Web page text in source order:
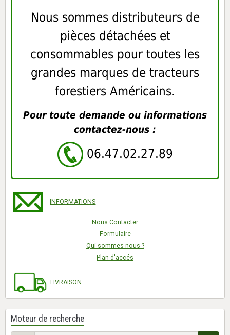
Nous sommes distributeurs de
pièces détachées et
consommables pour toutes les
grandes marques de tracteurs
forestiers Américains.
Pour toute demande ou informations
contactez-nous :
06.47.02.27.89
INFORMATIONS
Nous Contacter
Formulaire
Qui sommes nous ?
Plan d'accés
LIVRAISON
Moteur de recherche